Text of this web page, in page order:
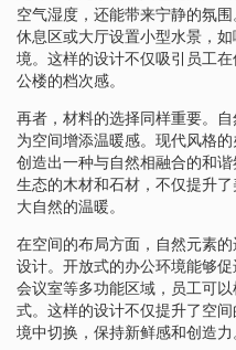
空气湿度，还能带来宁静的氛
休息区或大厅设置小型水景，
境。这样的设计不仅吸引员工
公楼的档次感。
再者，材料的选择同样重要。
为空间增添温暖感。现代风格
创造出一种与自然相融合的和
生态的木材和石材，不仅提升
大自然的温暖。
在空间的布局方面，自然元素
设计。开放式的办公环境能够
会议室等多功能区域，员工可
式。这样的设计不仅提升了空
境中切换，保持新鲜感和创造力